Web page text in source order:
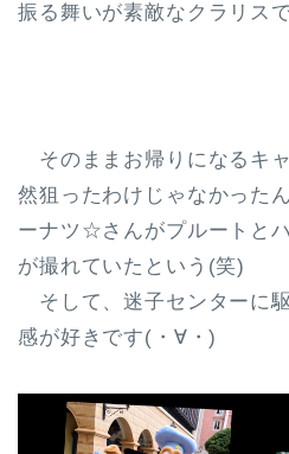
振る舞いが素敵なクラリス
そのままお帰りになるキ
然狙ったわけじゃなかった
ーナツ☆さんがプルートと
が撮れていたという(笑)
そして、迷子センターに
感が好きです(・∀・)